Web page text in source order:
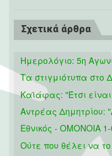
Σχετικά άρθρα
Ημερολόγιο: 5η
Τα στιγμιότυπα στο
Καϊάφας: "Έτσι
Αντρέας Δημητρίου:
Εθνικός - ΟΜΟΝΟΙΑ 1-
Ούτε που θέλει να